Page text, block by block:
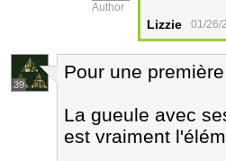
Author
Lizzie 01/26/
39
Pour une
La gueule avec
est vraiment